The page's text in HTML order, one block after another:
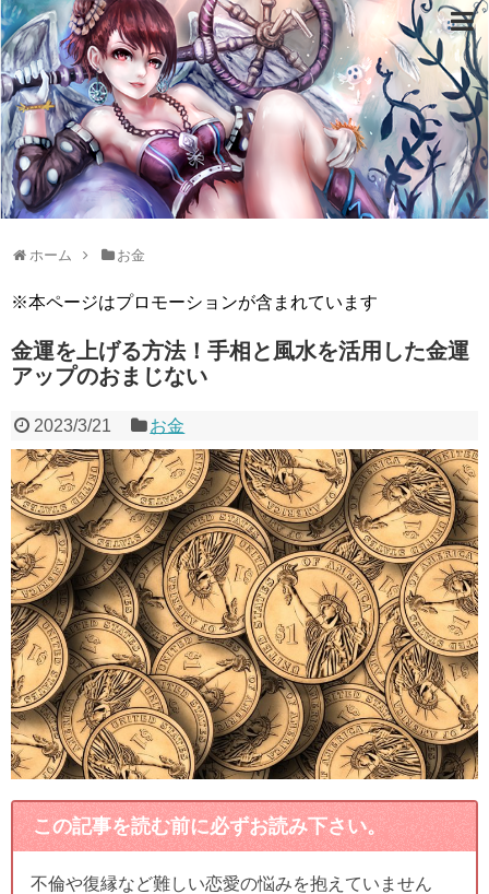
ホーム お金
※本ページはプロモーションが含まれています
金運を上げる方法！手相と風水を活用した金運
アップのおまじない
2023/3/21 お金
この記事を読む前に必ずお読み下さい。
不倫や復縁など難しい恋愛の悩みを抱えていません